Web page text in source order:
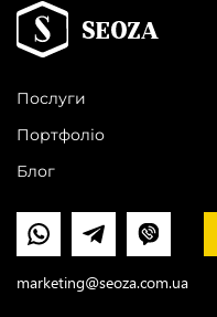
Послуги
Портфоліо
Блог
marketing@seoza.com.ua